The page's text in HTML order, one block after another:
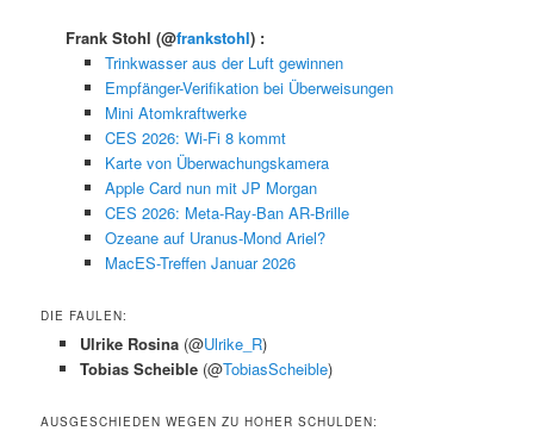
Frank Stohl(@frankstohl) :
Trinkwasser aus der Luft gewinnen
Empfänger-Verifikation bei Überweisungen
Mini Atomkraftwerke
CES 2026: Wi-Fi 8 kommt
Karte von Überwachungskamera
Apple Card nun mit JP Morgan
CES 2026: Meta-Ray-Ban AR-Brille
Ozeane auf Uranus-Mond Ariel?
MacES-Treffen Januar 2026
DIE FAULEN:
Ulrike Rosina (@Ulrike_R)
Tobias Scheible (@TobiasScheible)
AUSGESCHIEDEN WEGEN ZU HOHER SCHULDEN: